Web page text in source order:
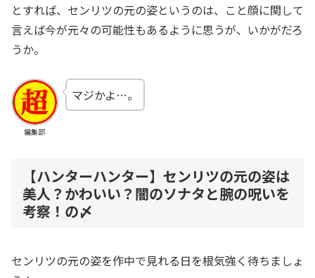
とすれば、センリツの元の姿というのは、こと顔に関して
言えば今が元々の可能性もあるように思うが、いかがだろ
うか。
編集部
マジかよ…。
【ハンターハンター】センリツの元の姿は
美人？かわいい？闇のソナタと腕の呪いを
考察！の〆
センリツの元の姿を作中で見れる日を根気強く待ちましょ